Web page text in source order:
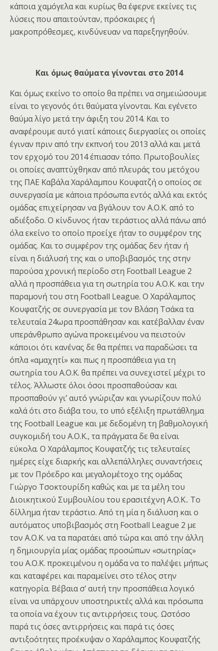
κάποια χαμόγελα και κυρίως θα έφερνε εκείνες τις
λύσεις που απαιτούνταν, πρόσκαιρες ή
μακροπρόθεσμες, κινδύνευαν να παρεξηγηθούν.
Και όμως θαύματα γίνονται στο 2014
Και όμως εκείνο το οποίο θα πρέπει να σημειώσουμε
είναι το γεγονός ότι θαύματα γίνονται. Και εγένετο
θαύμα λίγο μετά την άφιξη του 2014. Και το
αναφέρουμε αυτό γιατί κάποιες διεργασίες οι οποίες
έγιναν πριν από την εκπνοή του 2013 αλλά και μετά
τον ερχομό του 2014 έπιασαν τόπο. Πρωτοβουλίες
οι οποίες αναπτύχθηκαν από πλευράς του μετόχου
της ΠΑΕ Καβάλα Χαράλαμπου Κουφατζή ο οποίος σε
συνεργασία με κάποια πρόσωπα εντός αλλά και εκτός
ομάδας επιχείρησαν να βγάλουν τον Α.Ο.Κ. από το
αδιέξοδο. Ο κίνδυνος ήταν τεράστιος αλλά πάνω από
όλα εκείνο το οποίο προείχε ήταν το συμφέρον της
ομάδας. Και το συμφέρον της ομάδας δεν ήταν ή
είναι η διάλυσή της και ο υποβιβασμός της στην
παρούσα χρονική περίοδο στη Football League 2
αλλά η προσπάθεια για τη σωτηρία του Α.Ο.Κ. και την
παραμονή του στη Football League. Ο Χαράλαμπος
Κουφατζής σε συνεργασία με τον Βλάση Τσάκα τα
τελευταία 24ωρα προσπάθησαν και κατέβαλλαν έναν
υπεράνθρωπο αγώνα προκειμένου να πειστούν
κάποιοι ότι κανένας δε θα πρέπει να παραδώσει τα
όπλα «αμαχητί» και πως η προσπάθεια για τη
σωτηρία του Α.Ο.Κ. θα πρέπει να συνεχιστεί μέχρι το
τέλος. Άλλωστε όλοι όσοι προσπαθούσαν και
προσπαθούν γι’ αυτό γνώριζαν και γνωρίζουν πολύ
καλά ότι στο διάβα του, το υπό εξέλιξη πρωτάθλημα
της Football League και με δεδομένη τη βαθμολογική
συγκομιδή του Α.Ο.Κ., τα πράγματα δε θα είναι
εύκολα. Ο Χαράλαμπος Κουφατζής τις τελευταίες
ημέρες είχε διαρκής και αλλεπάλληλες συναντήσεις
με τον Πρόεδρο και μεγαλομέτοχο της ομάδας
Γιώργο Τσοκτουρίδη καθώς και με τα μέλη του
Διοικητικού Συμβουλίου του ερασιτέχνη Α.Ο.Κ.. Το
δίλλημα ήταν τεράστιο. Από τη μία η διάλυση και ο
αυτόματος υποβιβασμός στη Football League 2 με
τον Α.Ο.Κ. να τα παρατάει από τώρα και από την άλλη
η δημιουργία μίας ομάδας προσώπων «σωτηρίας»
του Α.Ο.Κ. προκειμένου η ομάδα να το παλέψει μήπως
και καταφέρει και παραμείνει στο τέλος στην
κατηγορία. Βέβαια σ’ αυτή την προσπάθεια λογικό
είναι να υπάρχουν υποστηρικτές αλλά και πρόσωπα
τα οποία να έχουν τις αντιρρήσεις τους. Ωστόσο
παρά τις όσες αντιρρήσεις και παρά τις όσες
αντιξοότητες προέκυψαν ο Χαράλαμπος Κουφατζής